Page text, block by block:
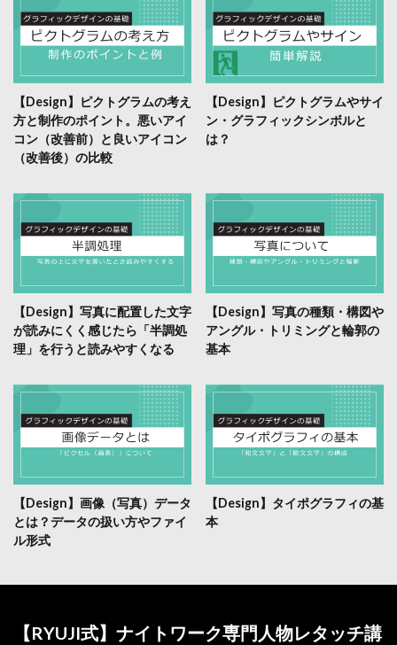
【Design】ピクトグラムの考え
方と制作のポイント。悪いアイ
コン（改善前）と良いアイコン
（改善後）の比較
【Design】ピクトグラムやサイ
ン・グラフィックシンボルと
は？
【Design】写真に配置した文字
が読みにくく感じたら「半調処
理」を行うと読みやすくなる
【Design】写真の種類・構図や
アングル・トリミングと輪郭の
基本
【Design】画像（写真）データ
とは？データの扱い方やファイ
ル形式
【Design】タイポグラフィの基
本
【RYUJI式】ナイトワーク専門人物レタッチ講